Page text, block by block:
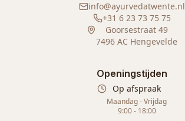
info@ayurvedatwente.nl
+31 6 23 73 75 75
Goorsestraat 49
7496 AC Hengevelde
Openingstijden
Op afspraak
Maandag - Vrijdag
9:00 - 18:00